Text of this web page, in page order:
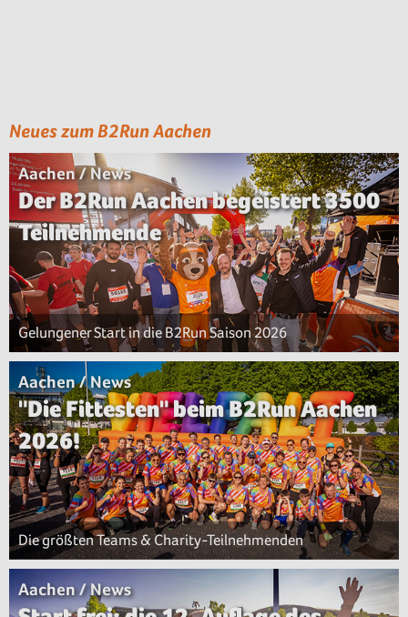
Neues zum B2Run Aachen
Aachen / News
Der B2Run Aachen begeistert 3500
Teilnehmende
Gelungener Start in die B2Run Saison 2026
Aachen / News
"Die Fittesten" beim B2Run Aachen
2026!
Die größten Teams & Charity-Teilnehmenden
Aachen / News